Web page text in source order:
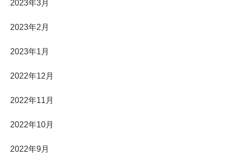
2023年3月
2023年2月
2023年1月
2022年12月
2022年11月
2022年10月
2022年9月